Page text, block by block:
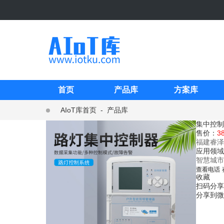
首页 产品库 方案库
AIoT库首页 -
产品库
集中控
售价：
福建睿
应用领
智慧城市
查看电话
收藏
扫码分享
分享到